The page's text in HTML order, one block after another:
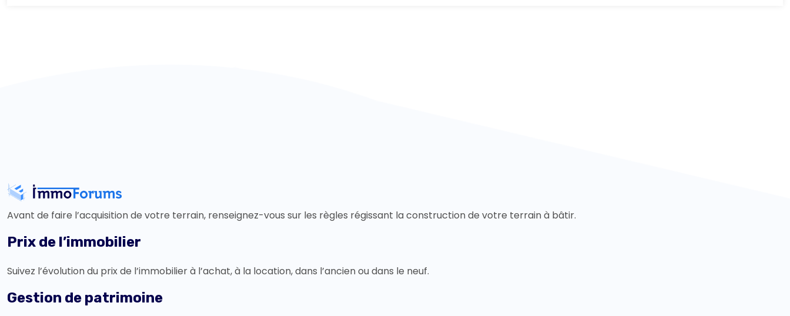
Avant de faire l’acquisition de votre terrain, renseignez-vous sur les règles régissant la construction de votre terrain à bâtir.
Prix de l’immobilier
Suivez l’évolution du prix de l’immobilier à l’achat, à la location, dans l’ancien ou dans le neuf.
Gestion de patrimoine